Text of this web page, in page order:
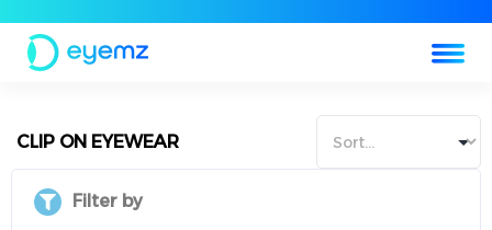
CLIP ON EYEWEAR
Filter by